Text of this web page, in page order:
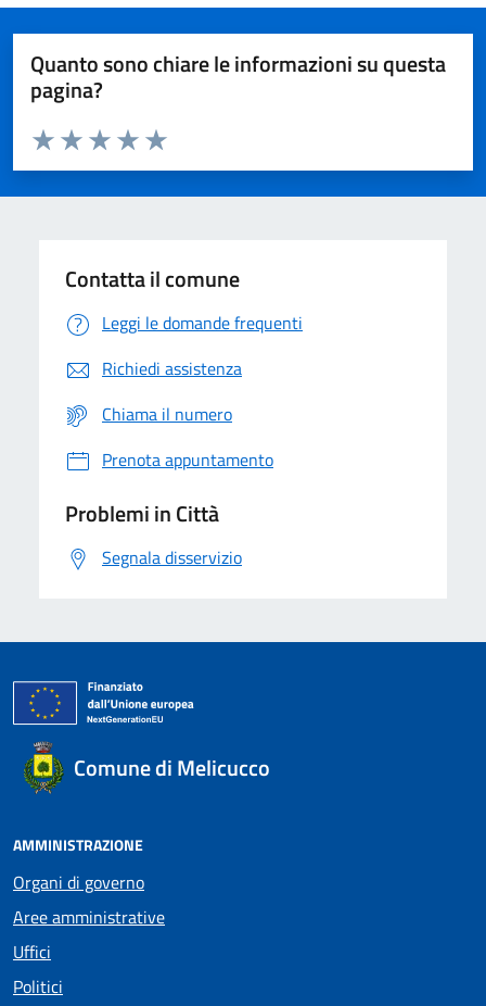
Quanto sono chiare le informazioni su questa
pagina?
Domanda
Valuta da 1 a 5 stelle la pagina
Valuta 5 stelle su 5
Valuta 4 stelle su 5
Valuta 3 stelle su 5
Valuta 2 stelle su 5
Valuta 1 stelle su 5
Contatta il comune
Leggi le domande frequenti
Richiedi assistenza
Chiama il numero
Prenota appuntamento
Problemi in Città
Segnala disservizio
Comune di Melicucco
AMMINISTRAZIONE
Organi di governo
Aree amministrative
Uffici
Politici